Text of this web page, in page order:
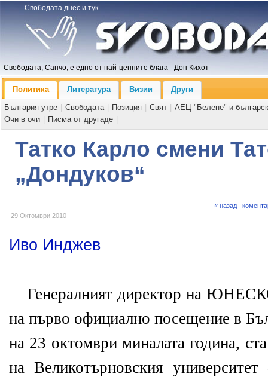
Свободата днес и тук
Свободата, Санчо, е едно от най-ценните блага - Дон Кихот
Политика Литература Визии
Други
България утре
Свободата Позиция Свят
АЕЦ "Белене" и
Очи в очи
Писма от другаде
Татко Карло смени
„Дондуков“
29 Октомври 2010
« назад
Иво Инджев
Генералният директор на
на първо официално посещение в
на 23 октомври миналата година,
на Великотърновския